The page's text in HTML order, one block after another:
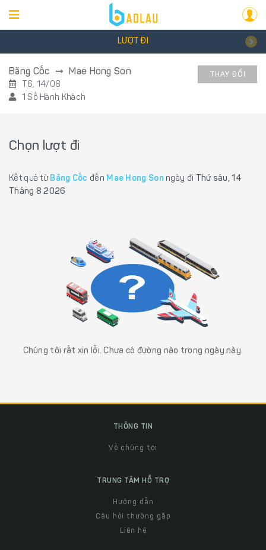
LƯỢT ĐI
Băng Cốc Mae Hong Son
T6, 14/08
1 Số Hành Khách
THAY ĐỔI
Chọn lượt đi
Kết quả từ Băng Cốc đến Mae Hong Son ngày đi Thứ sáu, 14
Tháng 8 2026
Chúng tôi rất xin lỗi. Chưa có đường nào trong ngày này.
THÔNG TIN
Về chúng tôi
TRUNG TÂM HỖ TRỢ
Hướng dẫn
Câu hỏi thường gặp
Liên hệ